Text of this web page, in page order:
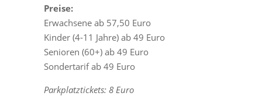
Preise:
Erwachsene ab 57,50 Euro
Kinder (4-11 Jahre) ab 49 Euro
Senioren (60+) ab 49 Euro
Sondertarif ab 49 Euro
Parkplatztickets: 8 Euro